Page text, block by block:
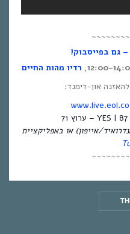
גם בפייסבוק!
רדיו מהות החיים
און-דימנד: